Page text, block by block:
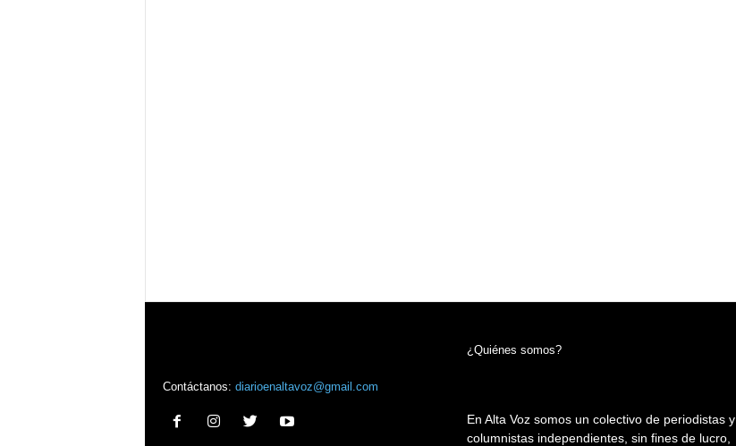
Contáctanos: diarioenaltavoz@gmail.com
¿Quiénes somos?
En Alta Voz somos un colectivo de periodistas y
columnistas independientes, sin fines de lucro,